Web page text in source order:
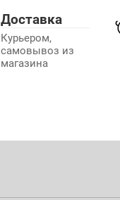
Доставка
Курьером,
самовывоз из
магазина